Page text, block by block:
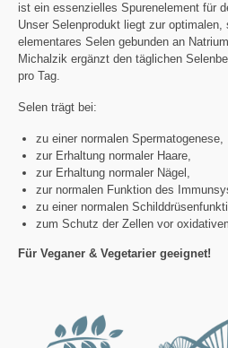
ist ein essenzielles Spurenelement für
Unser Selenprodukt liegt zur optimalen,
elementares Selen gebunden an
Michalzik ergänzt den täglichen
pro Tag.
Selen trägt bei:
zu einer normalen Spermatogenese,
zur Erhaltung normaler Haare,
zur Erhaltung normaler Nägel,
zur normalen Funktion des
zu einer normalen
zum Schutz der Zellen vor
Für Veganer & Vegetarier geeignet!